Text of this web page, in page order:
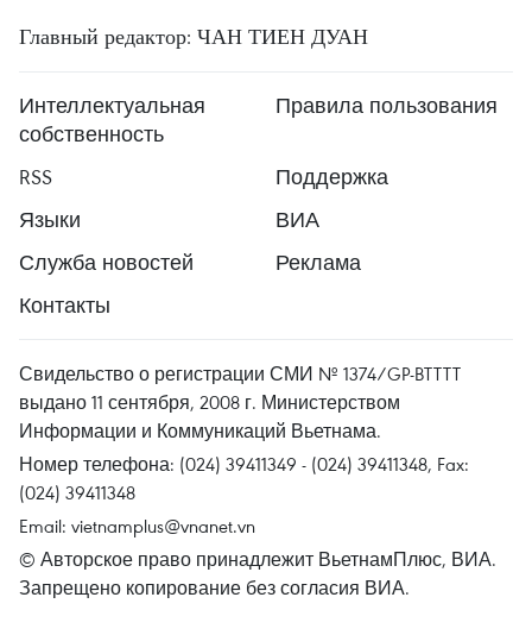
Главный редактор: ЧАН ТИЕН ДУАН
Интеллектуальная
собственность
Правила пользования
RSS
Поддержка
Языки
ВИА
Служба новостей
Реклама
Контакты
Свидельство о регистрации СМИ № 1374/GP-BTTTT
выдано 11 сентября, 2008 г. Министерством
Информации и Коммуникаций Вьетнама.
Номер телефона: (024) 39411349 - (024) 39411348, Fax:
(024) 39411348
Email: vietnamplus@vnanet.vn
© Авторское право принадлежит ВьетнамПлюс, ВИА.
Запрещено копирование без согласия ВИА.